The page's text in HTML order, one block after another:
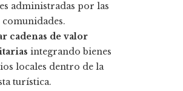
administradas por las
cadenas de valor
integrando bienes
locales dentro de la
turística.